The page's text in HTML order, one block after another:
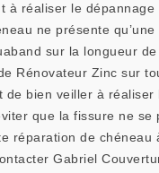
à réaliser le dépannage
ne présente qu’une
sur la longueur
Rénovateur Zinc sur
de bien veiller à réaliser
que la fissure ne se
réparation de chéneau
Gabriel